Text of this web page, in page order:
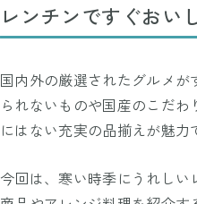
レンチンですぐおい
国内外の厳選されたグルメ
られないものや国産のこだ
にはない充実の品揃えが魅力
今回は、寒い時季にうれし